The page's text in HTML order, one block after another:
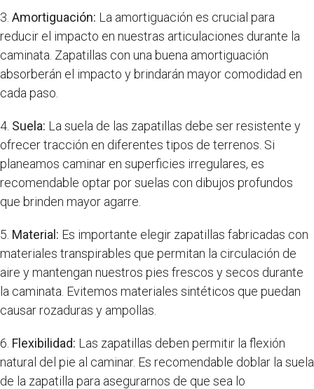
3. Amortiguación: La amortiguación es crucial para
reducir el impacto en nuestras articulaciones durante la
caminata. Zapatillas con una buena amortiguación
absorberán el impacto y brindarán mayor comodidad en
cada paso.
4. Suela: La suela de las zapatillas debe ser resistente y
ofrecer tracción en diferentes tipos de terrenos. Si
planeamos caminar en superficies irregulares, es
recomendable optar por suelas con dibujos profundos
que brinden mayor agarre.
5. Material: Es importante elegir zapatillas fabricadas con
materiales transpirables que permitan la circulación de
aire y mantengan nuestros pies frescos y secos durante
la caminata. Evitemos materiales sintéticos que puedan
causar rozaduras y ampollas.
6. Flexibilidad: Las zapatillas deben permitir la flexión
natural del pie al caminar. Es recomendable doblar la suela
de la zapatilla para asegurarnos de que sea lo